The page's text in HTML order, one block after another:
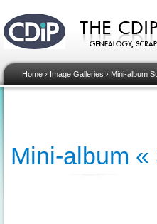
Home › Image Galleries › Mini-album
Mini-album «